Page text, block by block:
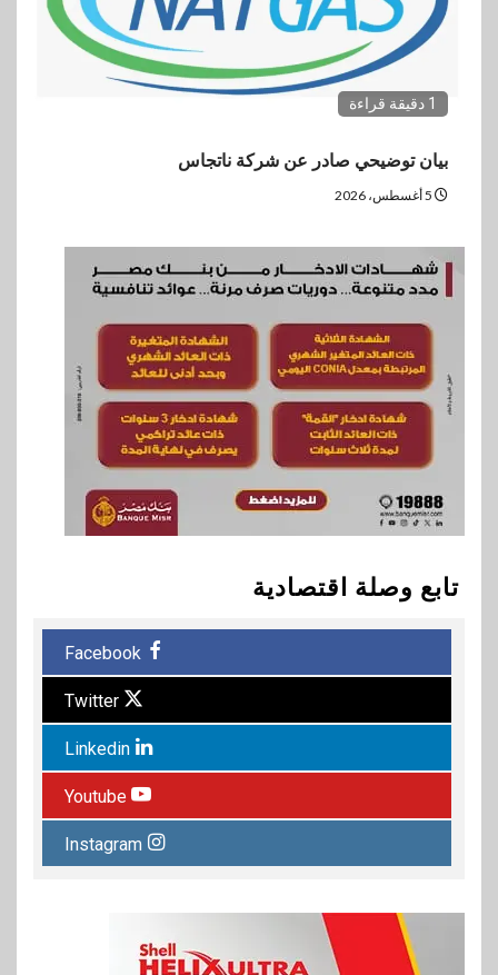
1 دقيقة قراءة
بيان توضيحي صادر عن شركة ناتجاس
تابع وصلة اقتصادية
Facebook
Twitter
Linkedin
Youtube
Instagram